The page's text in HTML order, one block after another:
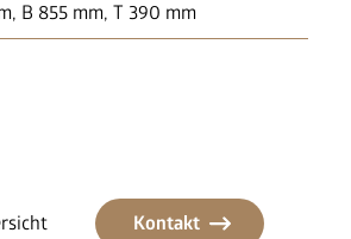
B 855 mm, T 390 mm
Kontakt